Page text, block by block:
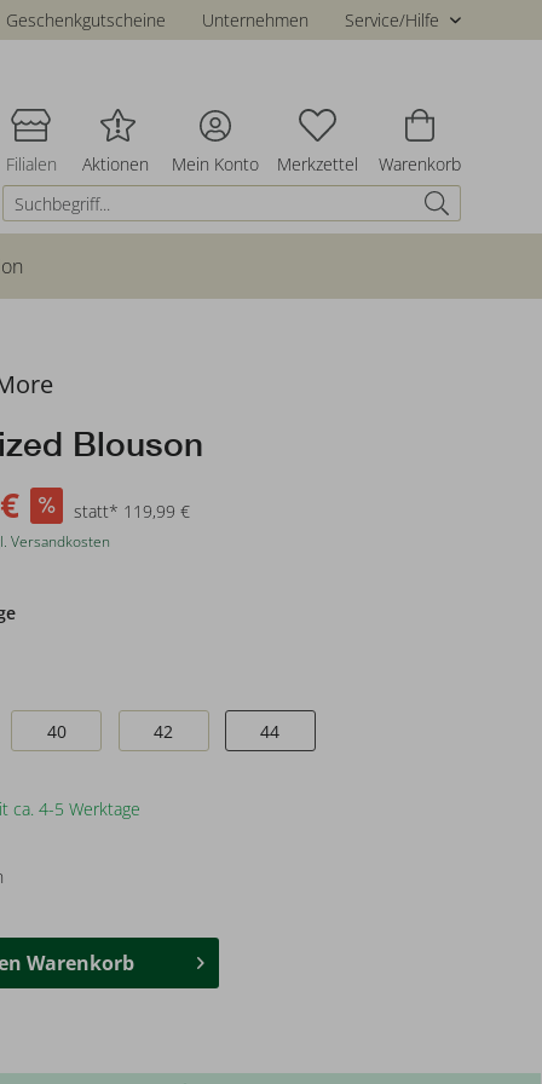
Geschenkgutscheine Unternehmen Service/Hilfe
Filialen Aktionen Mein Konto Merkzettel Warenkorb
Blouson
statt* 119,99 €
Versandkosten
40 42 44
ca. 4-5 Werktage
Warenkorb